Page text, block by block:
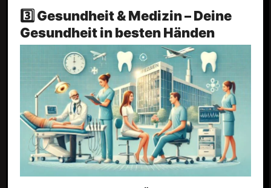
3️⃣ Gesundheit & Medizin – Deine
Gesundheit in besten Händen